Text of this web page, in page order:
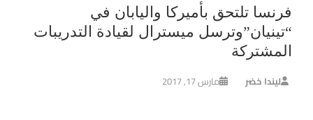
فرنسا تلتحق بأميركا واليابان في
“تينيان”وترسل ميسترال لقيادة التدريبات
المشتركة
ليندا خضر مارس 17, 2017